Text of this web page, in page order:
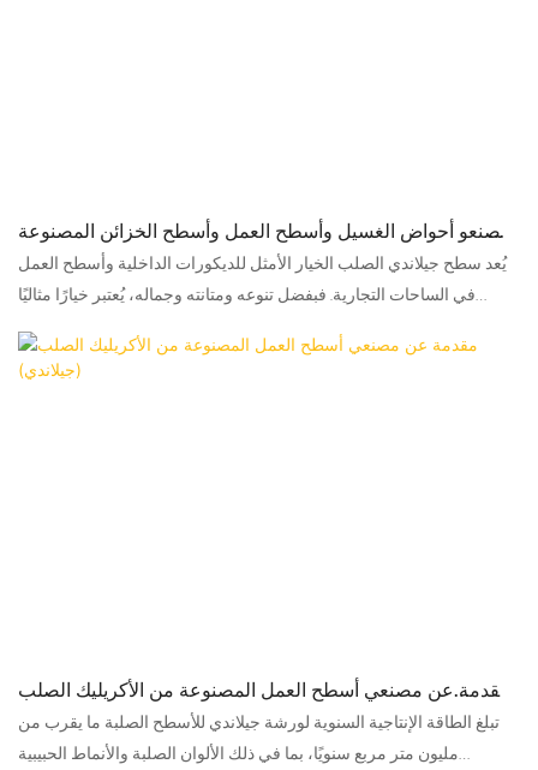
مصنعو أحواض الغسيل وأسطح العمل وأسطح الخزائن المصنوعة
من الأسطح الصلبة في الصين - جيلاندي
يُعد سطح جيلاندي الصلب الخيار الأمثل للديكورات الداخلية وأسطح العمل
في الساحات التجارية. فبفضل تنوعه ومتانته وجماله، يُعتبر خيارًا مثاليًا
لمجموعة واسعة من التطبيقات، بما في ذلك أسطح خزائن الحمامات،
وأحواض الغسيل، وأحواض غسيل الأطفال، وطاولات الخدمة، وأسطح
مقدمة عن مصنعي أسطح العمل المصنوعة من الأكريليك الصلب
(جيلاندي)
تبلغ الطاقة الإنتاجية السنوية لورشة جيلاندي للأسطح الصلبة ما يقرب من
مليون متر مربع سنويًا، بما في ذلك الألوان الصلبة والأنماط الحبيبية